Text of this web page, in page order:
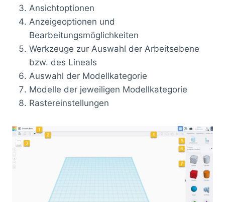
Ansichtoptionen
Anzeigeoptionen und
Bearbeitungsmöglichkeiten
Werkzeuge zur Auswahl der Arbeitsebene
bzw. des Lineals
Auswahl der Modellkategorie
Modelle der jeweiligen Modellkategorie
Rastereinstellungen